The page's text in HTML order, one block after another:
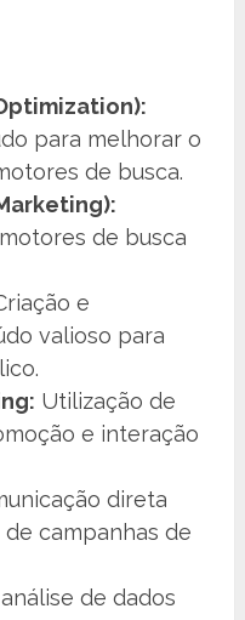
para melhorar o
de busca.
de busca
e
valioso para
Utilização de
e interação
direta
campanhas de
de dados